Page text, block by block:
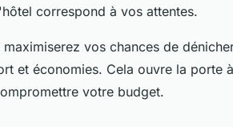
correspond à vos attentes.
vos chances de
et économies. Cela ouvre la porte
votre budget.